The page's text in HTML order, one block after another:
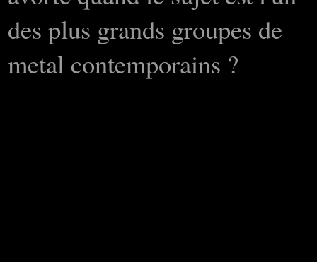
des plus grands groupes de
metal contemporains ?